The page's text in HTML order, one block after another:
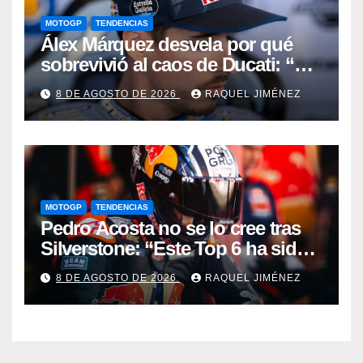
MOTOGP TENDENCIAS
Álex Márquez desvela por qué
sobrevivió al caos de Ducati: “No
sé cómo acabé siendo el mejor”
8 DE AGOSTO DE 2026 RAQUEL JIMÉNEZ
MOTOGP TENDENCIAS
Pedro Acosta no se lo cree tras
Silverstone: “Este Top 6 ha sido
una sorpresa”
8 DE AGOSTO DE 2026 RAQUEL JIMÉNEZ